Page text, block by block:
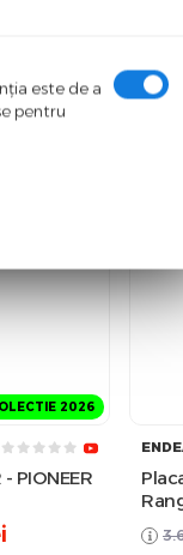
2026
PIONEER
este de a
pentru